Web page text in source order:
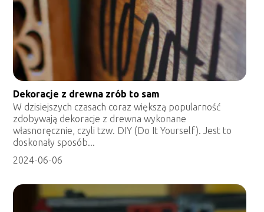
Dekoracje z drewna zrób to sam
W dzisiejszych czasach coraz większą popularność
zdobywają dekoracje z drewna wykonane
własnoręcznie, czyli tzw. DIY (Do It Yourself). Jest to
doskonały sposób...
2024-06-06